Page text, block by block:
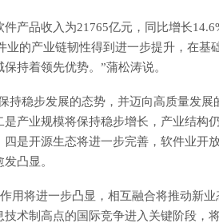
产品收入为21765亿元，同比增长
业的产业链韧性得到进一步提升，在基
持着领先优势。”蒲松涛说。
持稳步发展的态势，并迈向高质量发
产业规模将保持稳步增长，产业结构
是开源生态将进一步完善，软件业开
凸显。
用将进一步凸显，相互融合将推动新
术制高点的国际竞争进入关键阶段，